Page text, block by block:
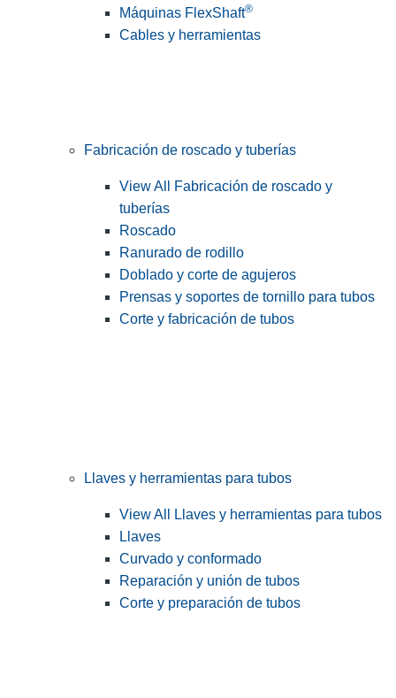
Máquinas FlexShaft®
Cables y herramientas
Fabricación de roscado y tuberías
View All Fabricación de roscado y
tuberías
Roscado
Ranurado de rodillo
Doblado y corte de agujeros
Prensas y soportes de tornillo para tubos
Corte y fabricación de tubos
Llaves y herramientas para tubos
View All Llaves y herramientas para tubos
Llaves
Curvado y conformado
Reparación y unión de tubos
Corte y preparación de tubos